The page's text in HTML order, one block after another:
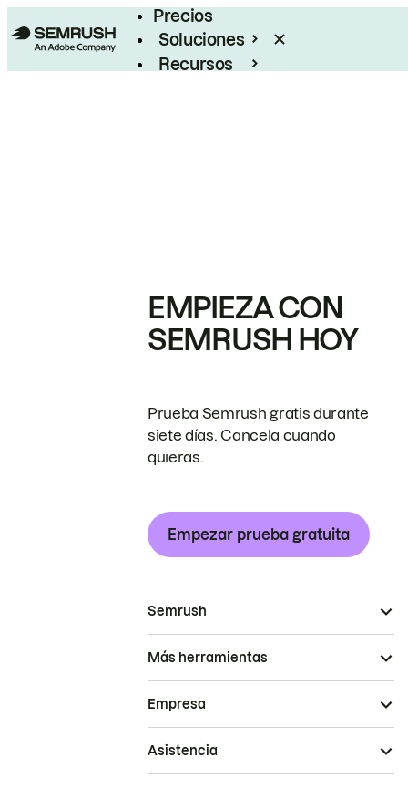
Precios
Soluciones
Recursos
EMPIEZA CON
SEMRUSH HOY
Prueba Semrush gratis durante
siete días. Cancela cuando
quieras.
Empezar prueba gratuita
Semrush
Más herramientas
Empresa
Asistencia